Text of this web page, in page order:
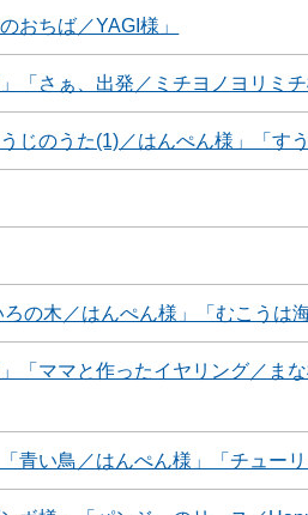
おちば／YAGI様」
「さぁ、出発／ミチヨノヨリミチ
じのうた(1)／はんぺん様」「す
の木／はんぺん様」「むこうは
「ママと作ったイヤリング／ま
青い鳥／はんぺん様」「チューリ